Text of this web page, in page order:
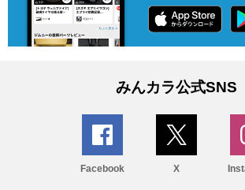
みんカラ公式SNS
Facebook X